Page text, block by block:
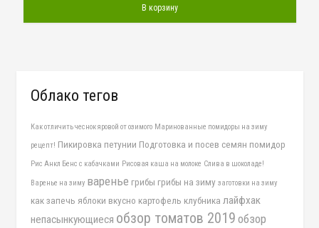
В корзину
Облако тегов
Как отличить чеснок яровой от озимого Маринованные помидоры на зиму
рецепт! Пикировка петунии Подготовка и посев семян помидор
Рис Анкл Бенс с кабачками Рисовая каша на молоке Слива в шоколаде!
Варенье на зиму варенье грибы грибы на зиму заготовки на зиму
как запечь яблоки вкусно картофель клубника лайфхак
непасынкующиеся обзор томатов 2019 обзор